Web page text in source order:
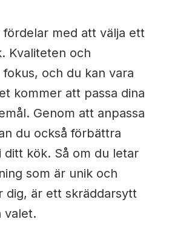
fördelar med att välja ett
Kvaliteten och
och du kan vara
kommer att passa dina
Genom att anpassa
du också förbättra
kök. Så om du letar
som är unik och
dig, är ett skräddarsytt
valet.